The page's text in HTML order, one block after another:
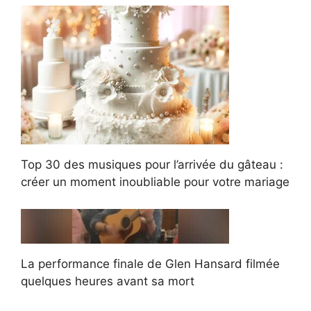
Top 30 des musiques pour l’arrivée du gâteau :
créer un moment inoubliable pour votre mariage
La performance finale de Glen Hansard filmée
quelques heures avant sa mort